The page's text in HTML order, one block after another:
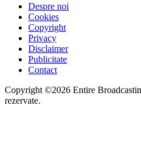
Despre noi
Cookies
Copyright
Privacy
Disclaimer
Publicitate
Contact
Copyright ©2026 Entire
rezervate.